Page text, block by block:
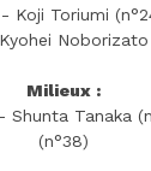
Koji Toriumi
Milieux :
Shunta Tanaka
(n°38)